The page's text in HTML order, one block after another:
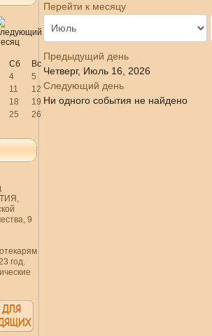
Сб
Вс
4
5
11
12
18
19
25
26
9
год.
Перейти к месяцу
Предыдущий день
Четверг, Июль 16, 2026
Следующий день
Ни одного события не найдено